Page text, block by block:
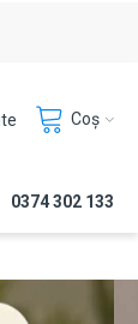
Coș
0374 302 133